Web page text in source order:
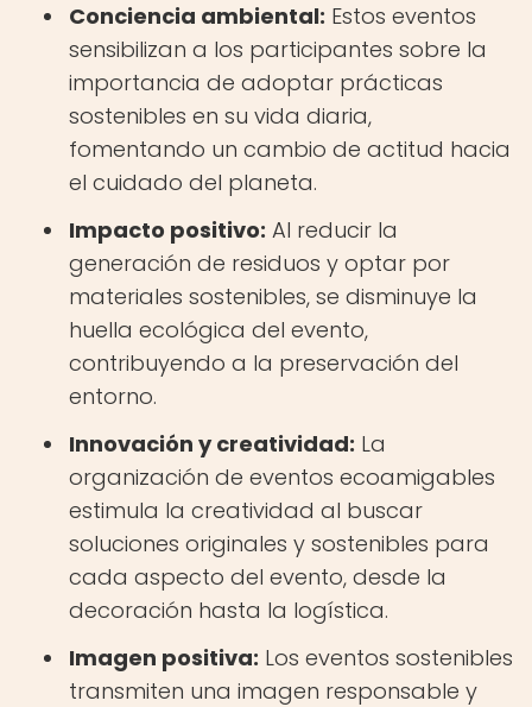
Conciencia ambiental: Estos eventos
sensibilizan a los participantes sobre la
importancia de adoptar prácticas
sostenibles en su vida diaria,
fomentando un cambio de actitud hacia
el cuidado del planeta.
Impacto positivo: Al reducir la
generación de residuos y optar por
materiales sostenibles, se disminuye la
huella ecológica del evento,
contribuyendo a la preservación del
entorno.
Innovación y creatividad: La
organización de eventos ecoamigables
estimula la creatividad al buscar
soluciones originales y sostenibles para
cada aspecto del evento, desde la
decoración hasta la logística.
Imagen positiva: Los eventos sostenibles
transmiten una imagen responsable y